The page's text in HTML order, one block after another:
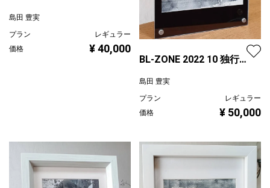
島田 豊実
プラン
レギュラー
価格
¥ 40,000
BL-ZONE 2022 10 独行
島田 豊実
プラン
レギュラー
価格
¥ 50,000